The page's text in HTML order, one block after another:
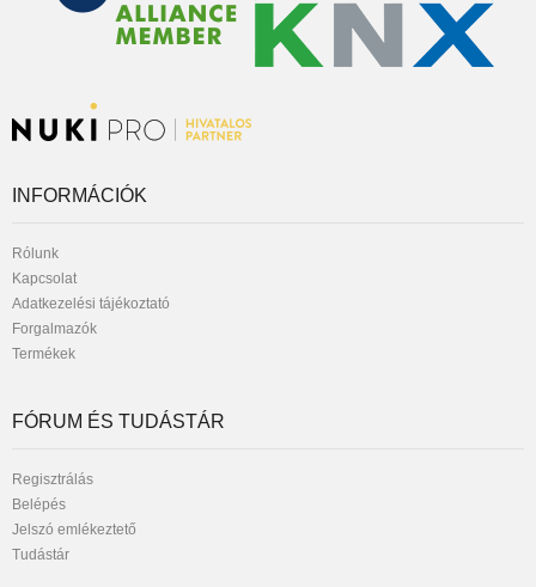
INFORMÁCIÓK
Rólunk
Kapcsolat
Adatkezelési tájékoztató
Forgalmazók
Termékek
FÓRUM ÉS TUDÁSTÁR
Regisztrálás
Belépés
Jelszó emlékeztető
Tudástár